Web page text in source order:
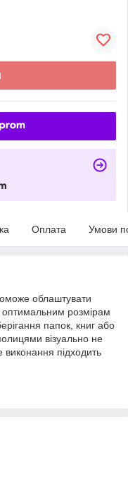
Оплата Умови
облаштувати
розмірам
папок, книг або
візуально не
виконання підходить